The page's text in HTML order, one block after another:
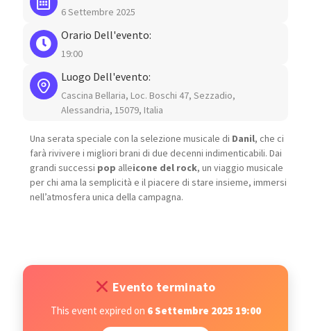
6 Settembre 2025
Orario Dell'evento:
19:00
Luogo Dell'evento:
Cascina Bellaria, Loc. Boschi 47, Sezzadio,
Alessandria, 15079, Italia
Una serata speciale con la selezione musicale di Danil, che ci
farà rivivere i migliori brani di due decenni indimenticabili. Dai
grandi successi pop alleicone del rock, un viaggio musicale
per chi ama la semplicità e il piacere di stare insieme, immersi
nell’atmosfera unica della campagna.
Evento terminato
This event expired on 6 Settembre 2025 19:00